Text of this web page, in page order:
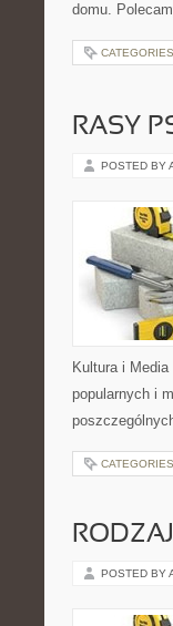
domu.
RASY
POSTED BY
Kultura i
popularnych i
POSTED BY